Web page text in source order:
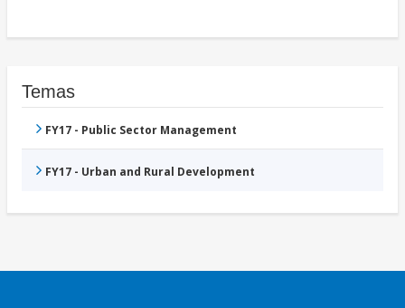
Temas
FY17 - Public Sector Management
FY17 - Urban and Rural Development